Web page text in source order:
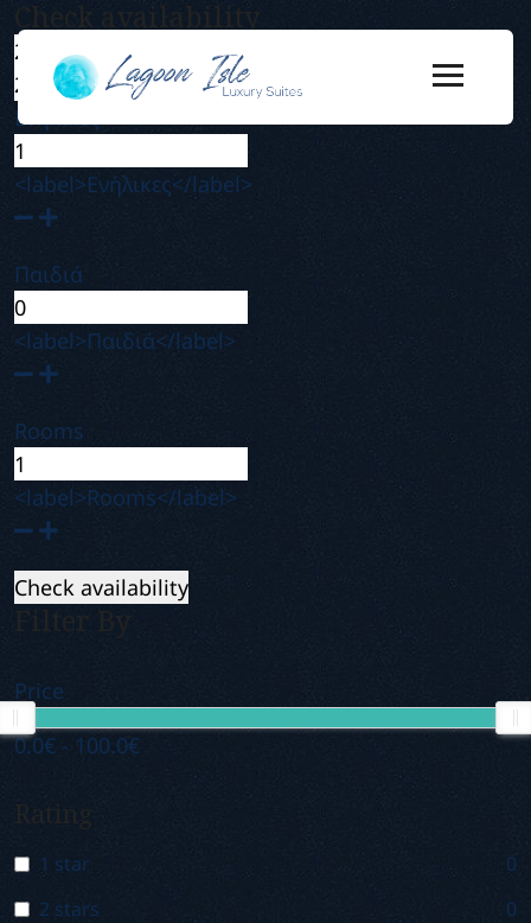
Check availability
Ενήλικες
<label>Ενήλικες</label>
Παιδιά
<label>Παιδιά</label>
Rooms
<label>Rooms</label>
Check availability
Filter By
Price
0.0€ - 100.0€
Rating
1 star
0
2 stars
0